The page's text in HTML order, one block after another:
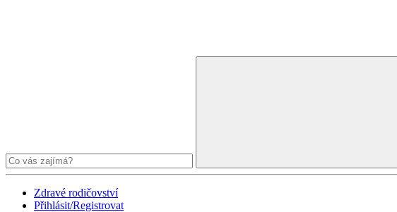
Zdravé rodičovství
Přihlásit/Registrovat